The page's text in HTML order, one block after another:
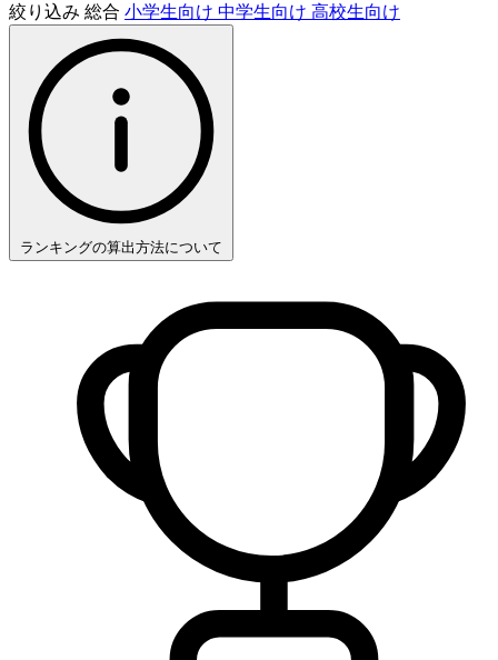
絞り込み 総合 小学生向け 中学生向け 高校生向け
ランキングの算出方法について